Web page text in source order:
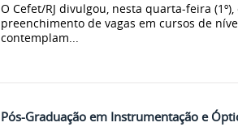
O Cefet/RJ divulgou, nesta quarta-feira
preenchimento de vagas em cursos de
contemplam...
Pós-Graduação em Instrumentação e